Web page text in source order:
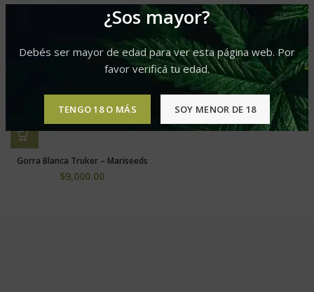
¿Sos mayor?
Debés ser mayor de edad para ver esta página web. Por
favor verificá tu edad.
TENGO 18 O MÁS SOY MENOR DE 18
Gorra Blanca Truker – Mariseeds
$9,000.00